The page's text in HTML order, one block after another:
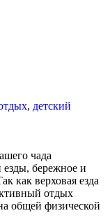
, детский
чада
езды, бережное и
как верховая езда
отдых
общей физической